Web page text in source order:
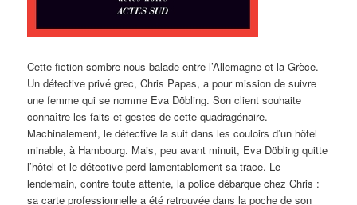
Cette fiction sombre nous balade entre l’Allemagne et la Grèce.
Un détective privé grec, Chris Papas, a pour mission de suivre
une femme qui se nomme Eva Döbling. Son client souhaite
connaître les faits et gestes de cette quadragénaire.
Machinalement, le détective la suit dans les couloirs d’un hôtel
minable, à Hambourg. Mais, peu avant minuit, Eva Döbling quitte
l’hôtel et le détective perd lamentablement sa trace. Le
lendemain, contre toute attente, la police débarque chez Chris :
sa carte professionnelle a été retrouvée dans la poche de son